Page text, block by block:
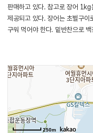
판매하고 있다. 참고로 장어
제공되고 있다. 장어는 초벌구이
구워 먹어야 한다. 밑반찬으로
250m